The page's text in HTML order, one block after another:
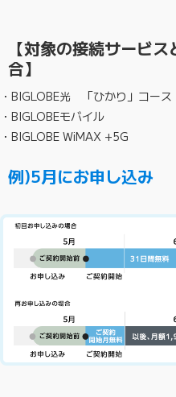
【対象の接続サービ
合】
・BIGLOBE光 「ひかり」コース
・BIGLOBEモバイル
・BIGLOBE WiMAX +5G
例)5月にお申し込み